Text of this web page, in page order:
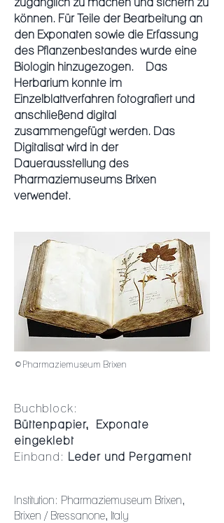
können. Für Teile der Bearbeitung an
den Exponaten sowie die Erfassung
des Pflanzenbestandes wurde eine
Biologin hinzugezogen. Das
Herbarium konnte im
Einzelblattverfahren fotografiert und
anschließend digital
zusammengefügt werden. Das
Digitalisat wird in der
Dauerausstellung des
Pharmaziemuseums Brixen
verwendet.
©Pharmaziemuseum Brixen
Buchblock:
Büttenpapier, Exponate
eingeklebt
Einband: Leder und Pergament
Institution: Pharmaziemuseum Brixen,
Brixen / Bressanone, Italy